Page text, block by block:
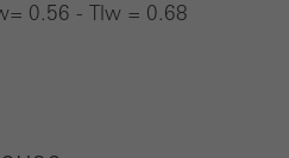
0.56 - Tlw = 0.68